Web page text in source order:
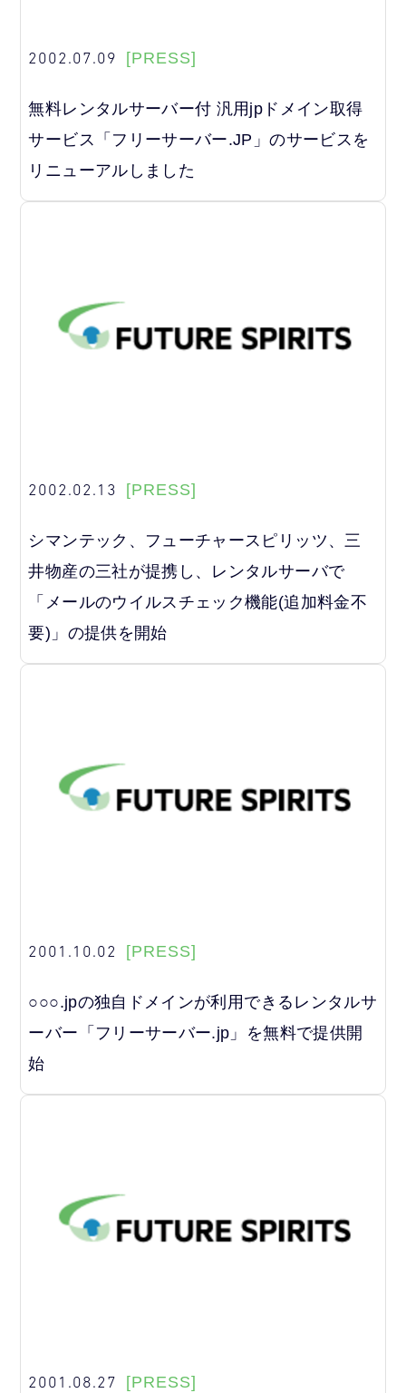
2002.07.09 [PRESS]
無料レンタルサーバー付 汎用jpドメイン取得
サービス「フリーサーバー.JP」のサービスを
リニューアルしました
2002.02.13 [PRESS]
シマンテック、フューチャースピリッツ、三
井物産の三社が提携し、レンタルサーバで
「メールのウイルスチェック機能(追加料金不
要)」の提供を開始
2001.10.02 [PRESS]
○○○.jpの独自ドメインが利用できるレンタルサ
ーバー「フリーサーバー.jp」を無料で提供開
始
2001.08.27 [PRESS]